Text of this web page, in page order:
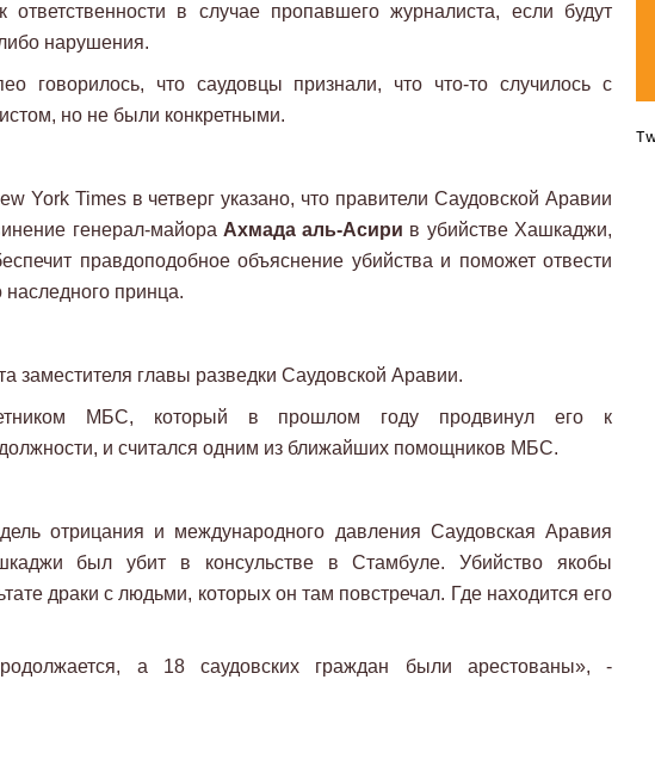
ответственности в случае пропавшего журналиста, если будут
нарушения.
говорилось, что саудовцы признали, что что-то случилось с
но не были конкретными.
York Times в четверг указано, что правители Саудовской Аравии
генерал-майора Ахмада аль-Асири в убийстве Хашкаджи,
правдоподобное объяснение убийства и поможет отвести
наследного принца.
заместителя главы разведки Саудовской Аравии.
МБС, который в прошлом году продвинул его к
и считался одним из ближайших помощников МБС.
отрицания и международного давления Саудовская Аравия
был убит в консульстве в Стамбуле. Убийство якобы
драки с людьми, которых он там повстречал. Где находится его
а 18 саудовских граждан были арестованы», -